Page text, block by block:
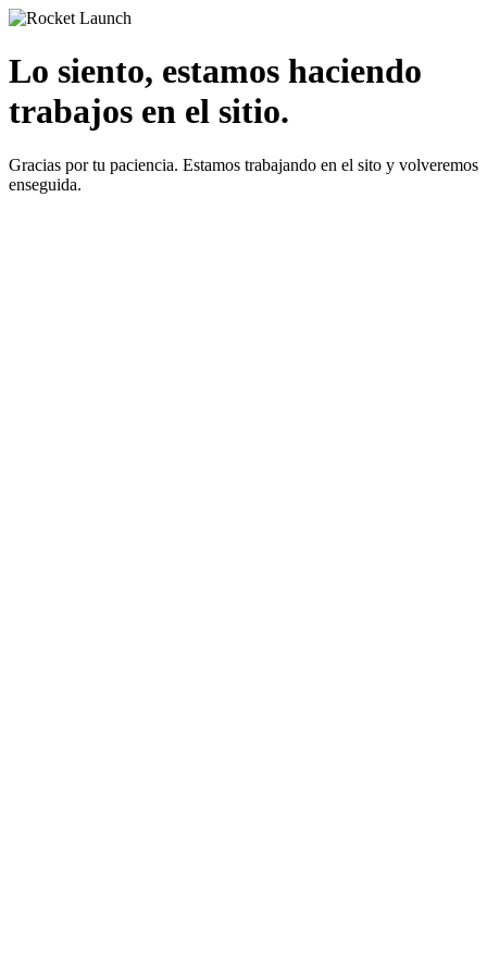
Lo siento, estamos haciendo
trabajos en el sitio.
Gracias por tu paciencia. Estamos trabajando en el sito y volveremos
enseguida.